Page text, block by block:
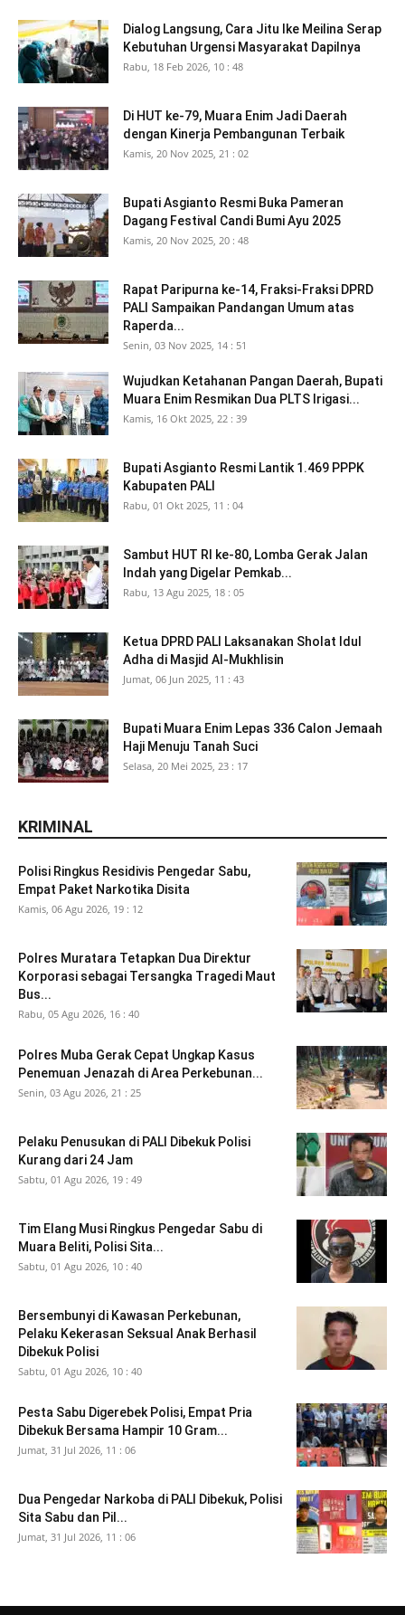
Dialog Langsung, Cara Jitu Ike Meilina Serap
Kebutuhan Urgensi Masyarakat Dapilnya
Rabu, 18 Feb 2026, 10 : 48
Di HUT ke-79, Muara Enim Jadi Daerah
dengan Kinerja Pembangunan Terbaik
Kamis, 20 Nov 2025, 21 : 02
Bupati Asgianto Resmi Buka Pameran
Dagang Festival Candi Bumi Ayu 2025
Kamis, 20 Nov 2025, 20 : 48
Rapat Paripurna ke-14, Fraksi-Fraksi DPRD
PALI Sampaikan Pandangan Umum atas
Raperda...
Senin, 03 Nov 2025, 14 : 51
Wujudkan Ketahanan Pangan Daerah, Bupati
Muara Enim Resmikan Dua PLTS Irigasi...
Kamis, 16 Okt 2025, 22 : 39
Bupati Asgianto Resmi Lantik 1.469 PPPK
Kabupaten PALI
Rabu, 01 Okt 2025, 11 : 04
Sambut HUT RI ke-80, Lomba Gerak Jalan
Indah yang Digelar Pemkab...
Rabu, 13 Agu 2025, 18 : 05
Ketua DPRD PALI Laksanakan Sholat Idul
Adha di Masjid Al-Mukhlisin
Jumat, 06 Jun 2025, 11 : 43
Bupati Muara Enim Lepas 336 Calon Jemaah
Haji Menuju Tanah Suci
Selasa, 20 Mei 2025, 23 : 17
KRIMINAL
Polisi Ringkus Residivis Pengedar Sabu,
Empat Paket Narkotika Disita
Kamis, 06 Agu 2026, 19 : 12
Polres Muratara Tetapkan Dua Direktur
Korporasi sebagai Tersangka Tragedi Maut
Bus...
Rabu, 05 Agu 2026, 16 : 40
Polres Muba Gerak Cepat Ungkap Kasus
Penemuan Jenazah di Area Perkebunan...
Senin, 03 Agu 2026, 21 : 25
Pelaku Penusukan di PALI Dibekuk Polisi
Kurang dari 24 Jam
Sabtu, 01 Agu 2026, 19 : 49
Tim Elang Musi Ringkus Pengedar Sabu di
Muara Beliti, Polisi Sita...
Sabtu, 01 Agu 2026, 10 : 40
Bersembunyi di Kawasan Perkebunan,
Pelaku Kekerasan Seksual Anak Berhasil
Dibekuk Polisi
Sabtu, 01 Agu 2026, 10 : 40
Pesta Sabu Digerebek Polisi, Empat Pria
Dibekuk Bersama Hampir 10 Gram...
Jumat, 31 Jul 2026, 11 : 06
Dua Pengedar Narkoba di PALI Dibekuk, Polisi
Sita Sabu dan Pil...
Jumat, 31 Jul 2026, 11 : 06